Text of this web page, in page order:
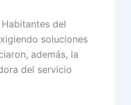
del
soluciones
además, la
del servicio